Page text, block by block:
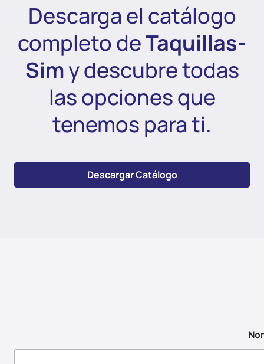
Descarga el catálogo
completo deTaquillas-
Simy descubre todas
las opciones que
tenemos para ti.
Descargar Catálogo